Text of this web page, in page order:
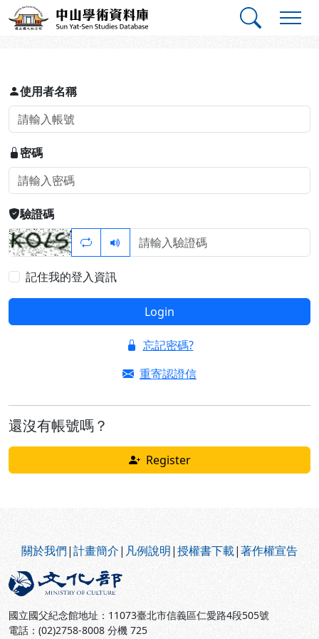
跳到主要內容
中山學術資料庫
登入
使用者名稱
密碼
驗證碼
記住我的登入資訊
Login
忘記密碼?
重寄認證信
還沒有帳號嗎？
Register
關於我們|計畫簡介| 凡例說明|授權書下載|著作權宣告
國立國父紀念館地址：11073臺北市信義區仁愛路4段505號
電話：(02)2758-8008 分機 725